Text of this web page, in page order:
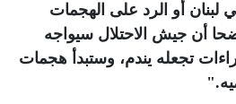
لبنان أو الرد على الهجمات
أن جيش الاحتلال سيواجه
تجعله يندم، وستبدأ هجمات
".